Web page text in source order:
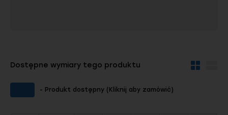
Dostępne wymiary tego produktu
Widok
- Produkt dostępny (Kliknij aby zamówić)